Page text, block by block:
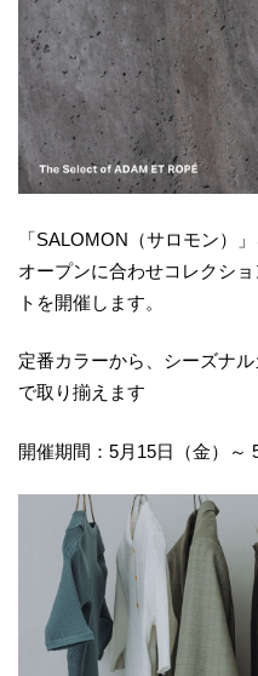
「SALOMON（サロモン）
オープンに合わせコレクシ
トを開催します。
定番カラーから、シーズナ
で取り揃えます
開催期間：5月15日（金）～